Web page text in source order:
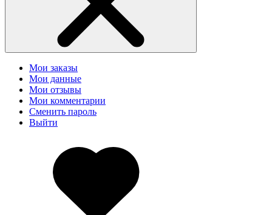
Мои заказы
Мои данные
Мои отзывы
Мои комментарии
Сменить пароль
Выйти